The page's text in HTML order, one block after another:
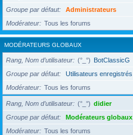
Groupe par défaut
Administrateurs
Modérateur
Tous les forums
MODÉRATEURS GLOBAUX
Rang, Nom d’utilisateur (°_°) BotClassicG
Groupe par défaut
Utilisateurs enregistrés
Modérateur
Tous les forums
Rang, Nom d’utilisateur (°_°) didier
Groupe par défaut
Modérateurs globaux
Modérateur
Tous les forums